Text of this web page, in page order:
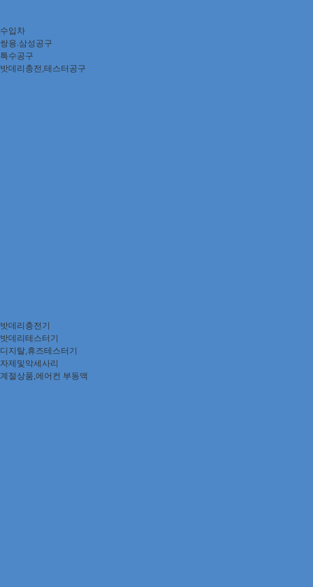
수입차
쌍용.삼성공구
특수공구
밧데리충전,테스터공구
밧데리충전기
밧데리테스터기
디지탈,휴즈테스터기
자제및악세사리
계절상품,에어컨 부동액